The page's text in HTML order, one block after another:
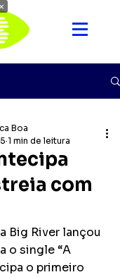
com
Boa
1 min de leitura
Big River lançou
o single “A
o primeiro
×